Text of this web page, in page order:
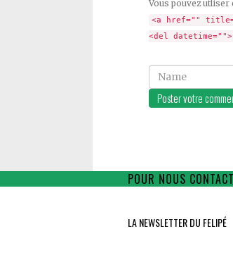
Vous pouvez utliser
<a href=""
<del
Name
POUR NOUS
LA NEWSLETTER DU FELIPÉ